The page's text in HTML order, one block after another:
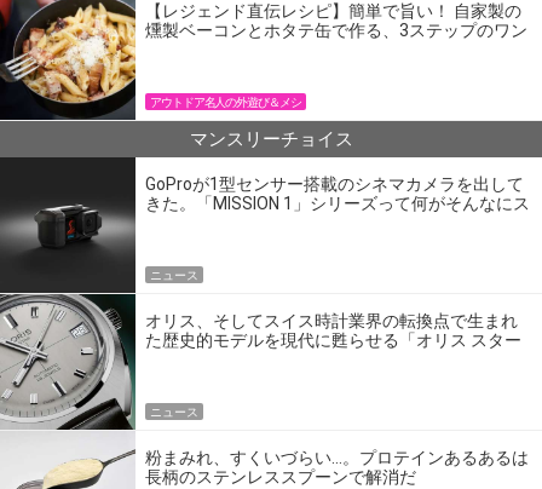
【レジェンド直伝レシピ】簡単で旨い！ 自家製の
燻製ベーコンとホタテ缶で作る、3ステップのワン
アウトドア名人の外遊び＆メシ
マンスリーチョイス
GoProが1型センサー搭載のシネマカメラを出して
きた。「MISSION 1」シリーズって何がそんなにス
ニュース
オリス、そしてスイス時計業界の転換点で生まれ
た歴史的モデルを現代に甦らせる「オリス スター
ニュース
粉まみれ、すくいづらい…。プロテインあるあるは
長柄のステンレススプーンで解消だ